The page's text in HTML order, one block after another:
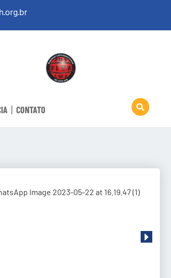
CONTATO